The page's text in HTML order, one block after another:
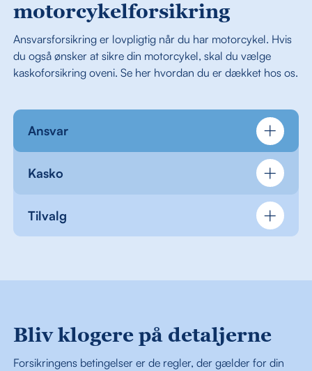
motorcykelforsikring
Ansvarsforsikring er lovpligtig når du har motorcykel. Hvis
du også ønsker at sikre din motorcykel, skal du vælge
kaskoforsikring oveni. Se her hvordan du er dækket hos os.
Ansvar
Kasko
Tilvalg
Bliv klogere på detaljerne
Forsikringens betingelser er de regler, der gælder for din